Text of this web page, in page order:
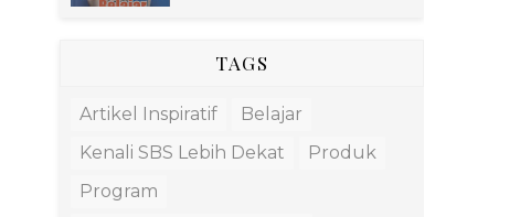
TAGS
Artikel Inspiratif
Belajar
Kenali SBS Lebih Dekat
Produk
Program